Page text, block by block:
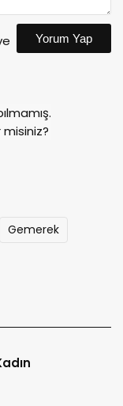
Yorum Yap
Gemerek